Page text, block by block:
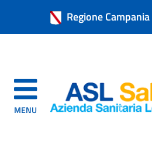
Regione Campania
MENU